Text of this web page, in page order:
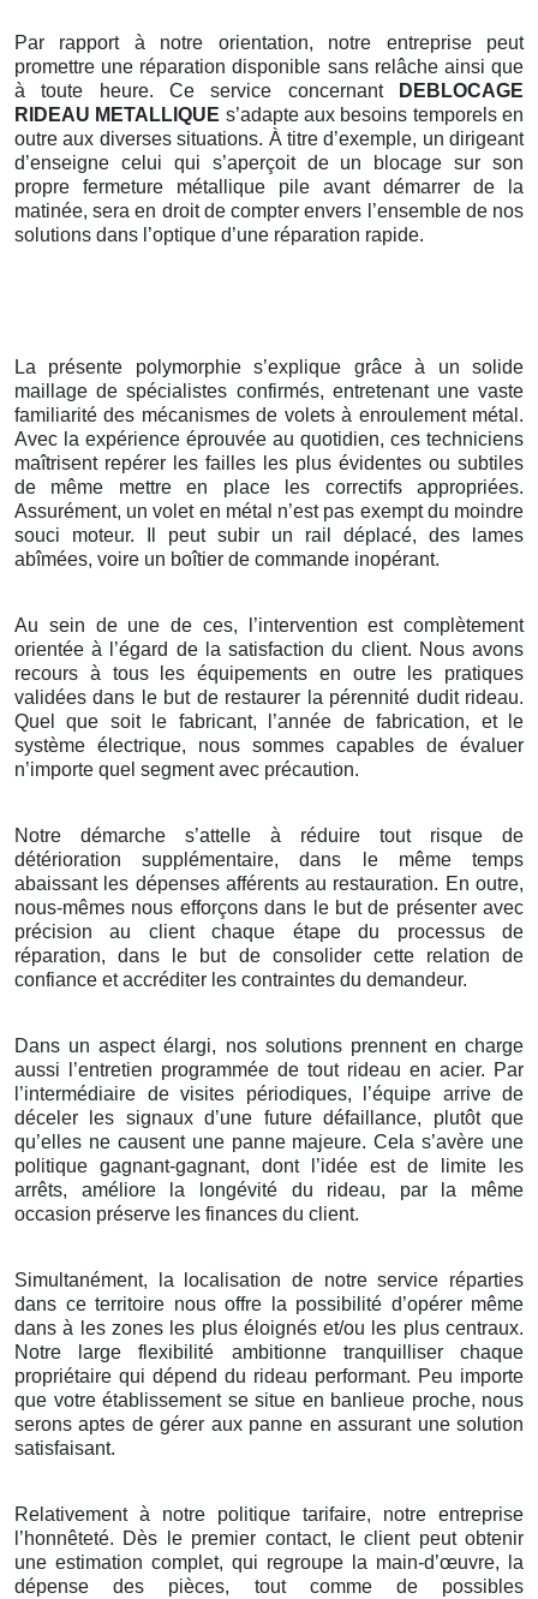
Par rapport à notre orientation, notre entreprise peut
promettre une réparation disponible sans relâche ainsi que
à toute heure. Ce service concernant
DEBLOCAGE
RIDEAU METALLIQUE s’adapte aux besoins temporels en
outre aux diverses situations. À titre d’exemple, un dirigeant
d’enseigne celui qui s’aperçoit de un blocage sur son
propre fermeture métallique pile avant démarrer de la
matinée, sera en droit de compter envers l’ensemble de nos
solutions dans l’optique d’une réparation rapide.
La présente polymorphie s’explique grâce à un solide
maillage de spécialistes confirmés, entretenant une vaste
familiarité des mécanismes de volets à enroulement métal.
Avec la expérience éprouvée au quotidien, ces techniciens
maîtrisent repérer les failles les plus évidentes ou subtiles
de même mettre en place les correctifs appropriées.
Assurément, un volet en métal n’est pas exempt du moindre
souci moteur. Il peut subir un rail déplacé, des lames
abîmées, voire un boîtier de commande inopérant.
Au sein de une de ces, l’intervention est complètement
orientée à l’égard de la satisfaction du client. Nous avons
recours à tous les équipements en outre les pratiques
validées dans le but de restaurer la pérennité dudit rideau.
Quel que soit le fabricant, l’année de fabrication, et le
système électrique, nous sommes capables de évaluer
n’importe quel segment avec précaution.
Notre démarche s’attelle à réduire tout risque de
détérioration supplémentaire, dans le même temps
abaissant les dépenses afférents au restauration. En outre,
nous-mêmes nous efforçons dans le but de présenter avec
précision au client chaque étape du processus de
réparation, dans le but de consolider cette relation de
confiance et accréditer les contraintes du demandeur.
Dans un aspect élargi, nos solutions prennent en charge
aussi l’entretien programmée de tout rideau en acier. Par
l’intermédiaire de visites périodiques, l’équipe arrive de
déceler les signaux d’une future défaillance, plutôt que
qu’elles ne causent une panne majeure. Cela s’avère une
politique gagnant-gagnant, dont l’idée est de limite les
arrêts, améliore la longévité du rideau, par la même
occasion préserve les finances du client.
Simultanément, la localisation de notre service réparties
dans ce territoire nous offre la possibilité d’opérer même
dans à les zones les plus éloignés et/ou les plus centraux.
Notre large flexibilité ambitionne tranquilliser chaque
propriétaire qui dépend du rideau performant. Peu importe
que votre établissement se situe en banlieue proche, nous
serons aptes de gérer aux panne en assurant une solution
satisfaisant.
Relativement à notre politique tarifaire, notre entreprise
l’honnêteté. Dès le premier contact, le client peut obtenir
une estimation complet, qui regroupe la main-d’œuvre, la
dépense des pièces, tout comme de possibles